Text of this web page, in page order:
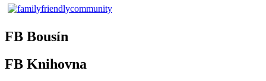
FB Bousín
FB Knihovna